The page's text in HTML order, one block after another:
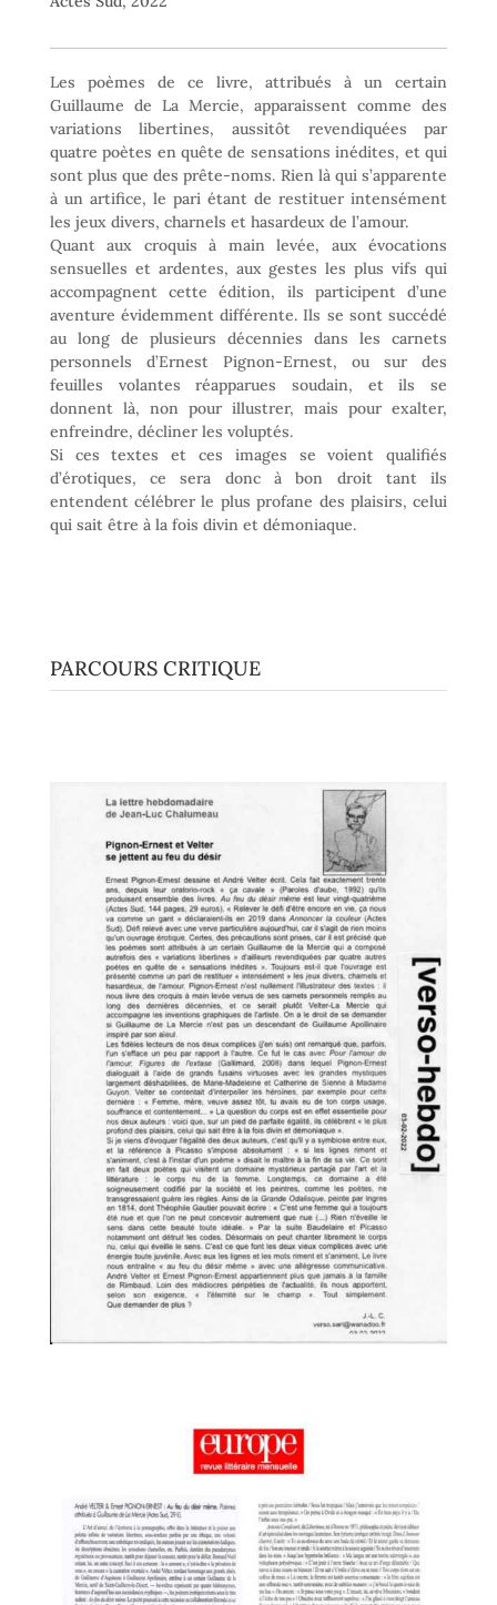
Les poèmes de ce livre, attribués à un certain
Guillaume de La Mercie, apparaissent comme des
variations libertines, aussitôt revendiquées par
quatre poètes en quête de sensations inédites, et qui
sont plus que des prête-noms. Rien là qui s’apparente
à un artifice, le pari étant de restituer intensément
les jeux divers, charnels et hasardeux de l’amour.
Quant aux croquis à main levée, aux évocations
sensuelles et ardentes, aux gestes les plus vifs qui
accompagnent cette édition, ils participent d’une
aventure évidemment différente. Ils se sont succédé
au long de plusieurs décennies dans les carnets
personnels d’Ernest Pignon-Ernest, ou sur des
feuilles volantes réapparues soudain, et ils se
donnent là, non pour illustrer, mais pour exalter,
enfreindre, décliner les voluptés.
Si ces textes et ces images se voient qualifiés
d’érotiques, ce sera donc à bon droit tant ils
entendent célébrer le plus profane des plaisirs, celui
qui sait être à la fois divin et démoniaque.
PARCOURS CRITIQUE